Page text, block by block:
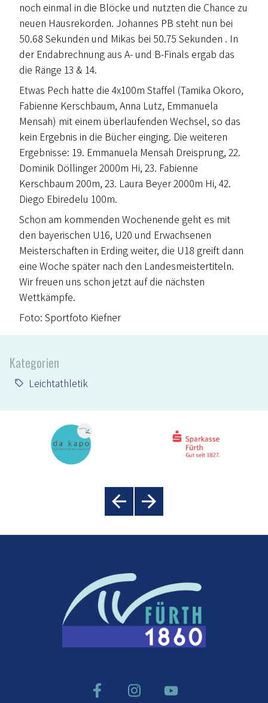
noch einmal in die Blöcke und nutzten die Chance zu
neuen Hausrekorden. Johannes PB steht nun bei
50.68 Sekunden und Mikas bei 50.75 Sekunden . In
der Endabrechnung aus A- und B-Finals ergab das
die Ränge 13 & 14.
Etwas Pech hatte die 4x100m Staffel (Tamika Okoro,
Fabienne Kerschbaum, Anna Lutz, Emmanuela
Mensah) mit einem überlaufenden Wechsel, so das
kein Ergebnis in die Bücher einging. Die weiteren
Ergebnisse: 19. Emmanuela Mensah Dreisprung, 22.
Dominik Döllinger 2000m Hi, 23. Fabienne
Kerschbaum 200m, 23. Laura Beyer 2000m Hi, 42.
Diego Ebiredelu 100m.
Schon am kommenden Wochenende geht es mit
den bayerischen U16, U20 und Erwachsenen
Meisterschaften in Erding weiter, die U18 greift dann
eine Woche später nach den Landesmeistertiteln.
Wir freuen uns schon jetzt auf die nächsten
Wettkämpfe.
Foto: Sportfoto Kiefner
Kategorien
Leichtathletik